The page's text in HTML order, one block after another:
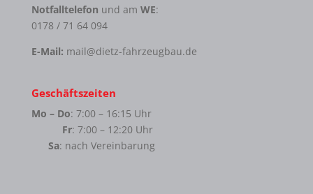
Notfalltelefon und am WE:
0178 / 71 64 094
E-Mail: mail@dietz-fahrzeugbau.de
Geschäftszeiten
Mo – Do: 7:00 – 16:15 Uhr
Fr: 7:00 – 12:20 Uhr
Sa: nach Vereinbarung